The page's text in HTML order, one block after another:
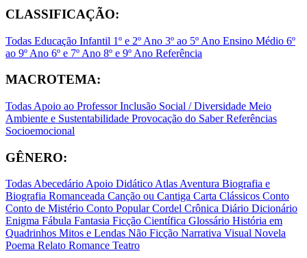
CLASSIFICAÇÃO:
Todas Educação Infantil 1º e 2º Ano 3º ao 5º Ano Ensino Médio 6º
ao 9º Ano 6º e 7º Ano 8º e 9º Ano Referência
MACROTEMA:
Todas Apoio ao ProfessorInclusão Social / Diversidade Meio
Ambiente e Sustentabilidade Provocação do SaberReferências
Socioemocional
GÊNERO:
TodasAbecedárioApoio DidáticoAtlasAventura Biografia e
Biografia Romanceada Canção ou Cantiga Carta Clássicos Conto
Conto de Mistério Conto PopularCordel Crônica Diário Dicionário
Enigma Fábula Fantasia Ficção Científica Glossário História em
Quadrinhos Mitos e Lendas Não Ficção Narrativa Visual Novela
Poema Relato Romance Teatro